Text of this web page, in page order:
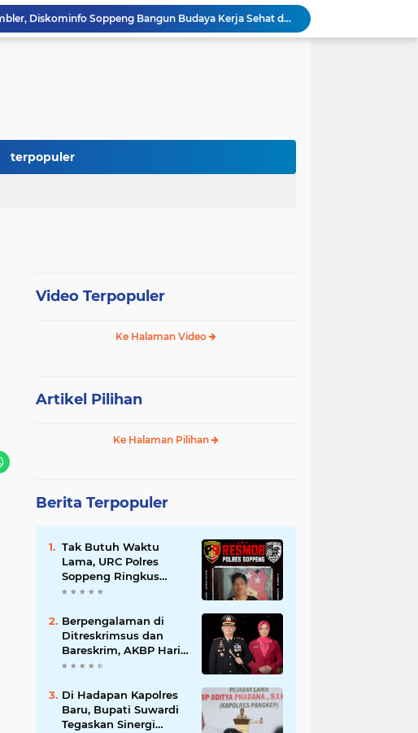
Mulai dari Tumbler, Diskominfo Soppeng Bangun Budaya Kerja Sehat dan Peduli Lingkungan
Tak Butuh Waktu Lama, URC Polres Soppeng Ringkus Terduga Pelaku Pencurian di Liliriaja
Reses di Lamogo, Andi Muhammad Ikram Tampung Aspirasi Petani Soal Sumur Dalam
terpopuler
Video Terpopuler
Ke Halaman Video
Artikel Pilihan
Ke Halaman Pilihan
Berita Terpopuler
Tak Butuh Waktu
Lama, URC Polres
Soppeng Ringkus
Terduga Pelaku
Berpengalaman di
Ditreskrimsus dan
Bareskrim, AKBP Hari
Budiyanto Nahkodai
Di Hadapan Kapolres
Baru, Bupati Suwardi
Tegaskan Sinergi